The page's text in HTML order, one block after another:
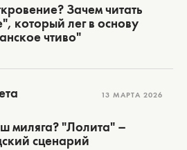
Зачем читать
который лег в основу
чтиво"
13 МАРТА 2026
миляга? "Лолита" –
сценарий